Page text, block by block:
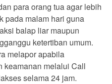
para orang tua agar lebih
pada malam hari guna
balap liar maupun
ketertiban umum.
melapor apabila
keamanan melalui Call
selama 24 jam.